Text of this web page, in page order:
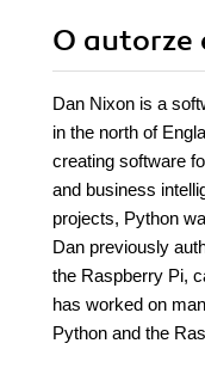
O autorze
Dan Nixon is a
in the north of
creating software
and business
projects, Python
Dan previously
the Raspberry Pi,
has worked on
Python and the